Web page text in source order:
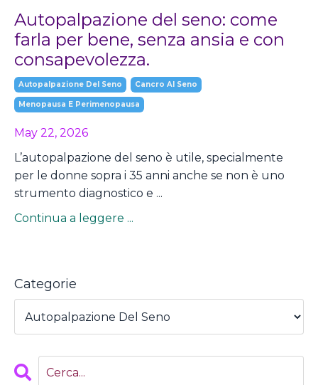
Autopalpazione del seno: come
farla per bene, senza ansia e con
consapevolezza.
Autopalpazione Del Seno Cancro Al Seno
Menopausa E Perimenopausa
May 22, 2026
L’autopalpazione del seno è utile, specialmente
per le donne sopra i 35 anni anche se non è uno
strumento diagnostico e ...
Continua a leggere ...
Categorie